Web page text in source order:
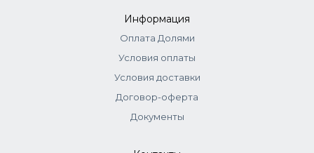
Информация
Оплата Долями
Условия оплаты
Условия доставки
Договор-оферта
Документы